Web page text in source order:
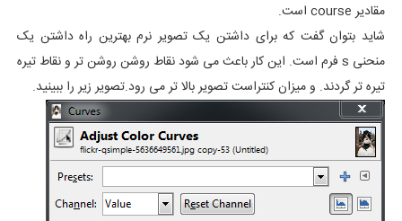
مقادیر course است.
شاید بتوان گفت که برای داشتن یک تصویر نرم بهترین راه داشتن یک
منحنی s فرم است. این کار باعث می شود نقاط روشن روشن تر و نقاط تیره
تیره تر گردند. و میزان کنتراست تصویر بالا تر می رود.تصویر زیر را ببینید.